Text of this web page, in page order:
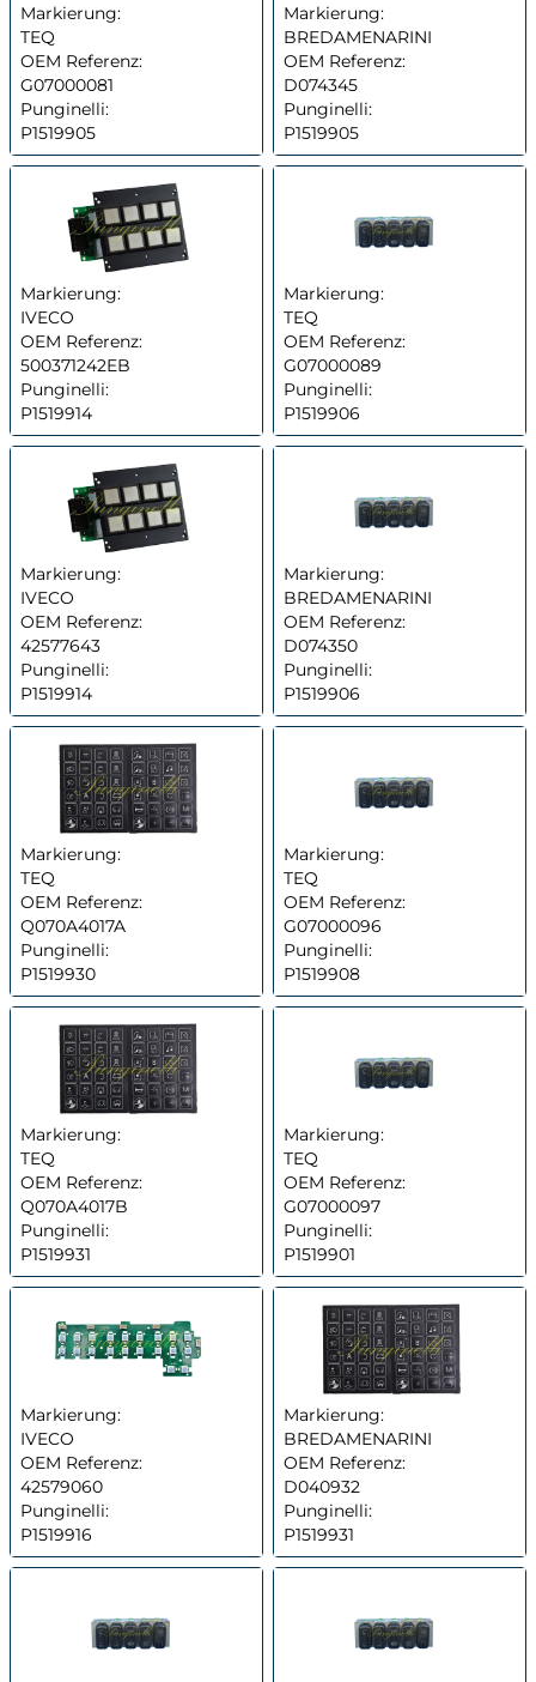
Markierung:
TEQ
OEM Referenz:
G07000081
Punginelli:
P1519905
Markierung:
BREDAMENARINI
OEM Referenz:
D074345
Punginelli:
P1519905
Markierung:
IVECO
OEM Referenz:
500371242EB
Punginelli:
P1519914
Markierung:
TEQ
OEM Referenz:
G07000089
Punginelli:
P1519906
Markierung:
IVECO
OEM Referenz:
42577643
Punginelli:
P1519914
Markierung:
BREDAMENARINI
OEM Referenz:
D074350
Punginelli:
P1519906
Markierung:
TEQ
OEM Referenz:
Q070A4017A
Punginelli:
P1519930
Markierung:
TEQ
OEM Referenz:
G07000096
Punginelli:
P1519908
Markierung:
TEQ
OEM Referenz:
Q070A4017B
Punginelli:
P1519931
Markierung:
TEQ
OEM Referenz:
G07000097
Punginelli:
P1519901
Markierung:
IVECO
OEM Referenz:
42579060
Punginelli:
P1519916
Markierung:
BREDAMENARINI
OEM Referenz:
D040932
Punginelli:
P1519931